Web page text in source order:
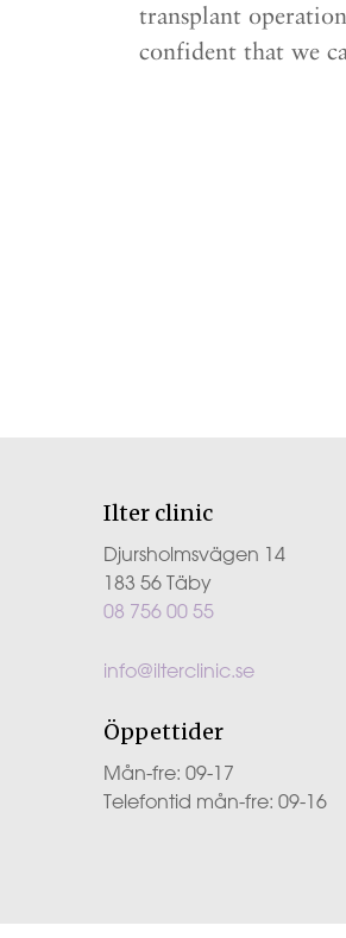
transplant
confident that we
Ilter clinic
Djursholmsvägen 14
183 56 Täby
08 756 00 55
info@ilterclinic.se
Öppettider
Mån-fre: 09-17
Telefontid mån-fre: 09-16